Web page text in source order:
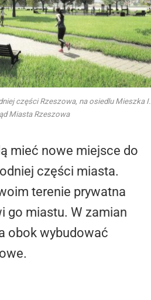
części Rzeszowa, na osiedlu Mieszka I.
Miasta Rzeszowa
mieć nowe miejsce do
części miasta.
terenie prywatna
go miastu. W zamian
obok wybudować